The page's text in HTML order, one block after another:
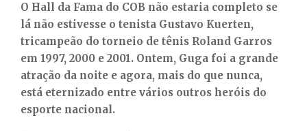
O Hall da Fama do COB não estaria completo se
lá não estivesse o tenista Gustavo Kuerten,
tricampeão do torneio de tênis Roland Garros
em 1997, 2000 e 2001. Ontem, Guga foi a grande
atração da noite e agora, mais do que nunca,
está eternizado entre vários outros heróis do
esporte nacional.